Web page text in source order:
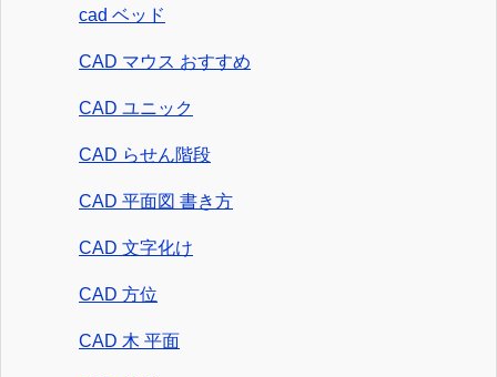
cad ベッド
CAD マウス おすすめ
CAD ユニック
CAD らせん階段
CAD 平面図 書き方
CAD 文字化け
CAD 方位
CAD 木 平面